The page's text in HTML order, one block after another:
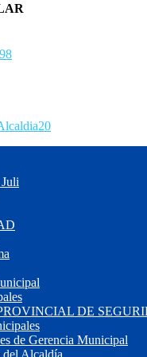
20
DE
de Gerencia Municipal
del Alcaldía